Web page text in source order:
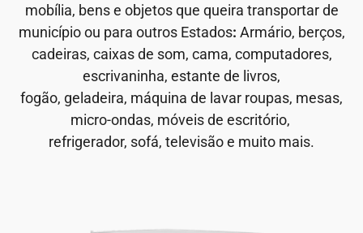
mobília, bens e objetos que queira transportar de
município ou para outros Estados: Armário, berços,
cadeiras, caixas de som, cama, computadores,
escrivaninha, estante de livros,
fogão, geladeira, máquina de lavar roupas, mesas,
micro-ondas, móveis de escritório,
refrigerador, sofá, televisão e muito mais.